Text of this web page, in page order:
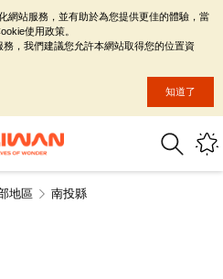
地區 南投縣
網站服務，並有助於為您提供更佳的體驗，當
使用政策。
，我們建議您允許本網站取得您的位置資
知道了